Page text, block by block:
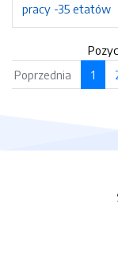
pracy -35 etatów
Poprzednia
1